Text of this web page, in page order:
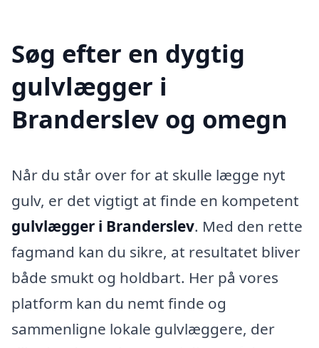
Søg efter en dygtig
gulvlægger i
Branderslev og omegn
Når du står over for at skulle lægge nyt
gulv, er det vigtigt at finde en kompetent
gulvlægger i Branderslev. Med den rette
fagmand kan du sikre, at resultatet bliver
både smukt og holdbart. Her på vores
platform kan du nemt finde og
sammenligne lokale gulvlæggere, der